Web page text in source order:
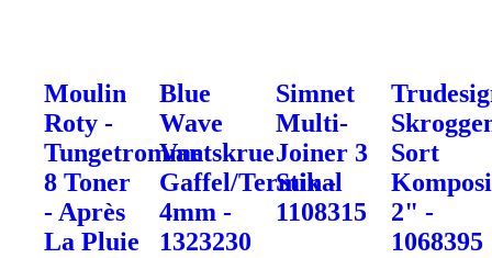
Moulin
Roty -
Tungetromme
8 Toner
- Après
La Pluie
Blue
Wave
Vantskrue
Gaffel/Terminal
4mm -
1323230
Simnet
Multi-
Joiner 3
Stik -
1108315
Sort
2" -
1068395